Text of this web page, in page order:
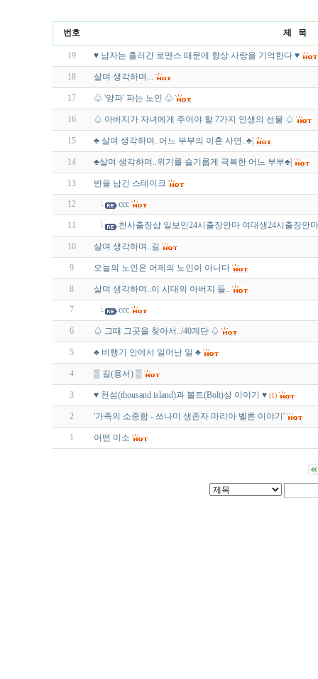
번호 제 목
19 ♥ 남자는 흘러간 로맨스 때문에 항상 사랑을 기억한다 ♥
18 살며 생각하며...
17 ♧ '양파' 파는 노인 ♧
16 ♤ 아버지가 자녀에게 주어야 할 7가지 인생의 선물 ♤
15 ♣ 살며 생각하며..어느 부부의 이혼 사연..♣|
14 ♣살며 생각하며..위기를 슬기롭게 극복한 어느 부부♣|
13 반을 남긴 스테이크
12 ccc
11 천사출장샵 일보인24시출장안마 여대생24시출장안마
10 살며 생각하며..길
9 오늘의 노인은 어제의 노인이 아니다
8 살며 생각하며..이 시대의 아버지 들..
7 ccc
6 ♤ 그때 그곳을 찾아서../40계단 ♤
5 ♣ 비행기 안에서 일어난 일 ♣
4 ▒ 길(용서) ▒
3 ♥ 천섬(thousand island)과 볼트(Bolt)성 이야기 ♥ (1)
2 '가족의 소중함 - 쓰나미 생존자 마리아 벨론 이야기'
1 어떤 미소